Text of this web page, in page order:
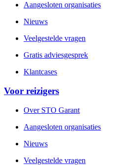
Aangesloten organisaties
Nieuws
Veelgestelde vragen
Gratis adviesgesprek
Klantcases
Voor reizigers
Over STO Garant
Aangesloten organisaties
Nieuws
Veelgestelde vragen